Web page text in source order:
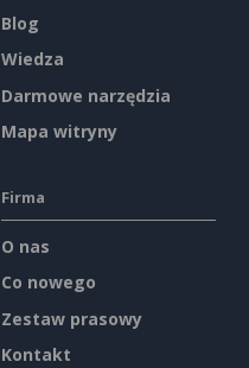
Blog
Wiedza
Darmowe narzędzia
Mapa witryny
Firma
O nas
Co nowego
Zestaw prasowy
Kontakt